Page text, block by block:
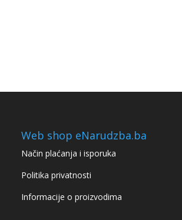
Web shop eNarudzba.ba
Način plaćanja i isporuka
Politika privatnosti
Informacije o proizvodima